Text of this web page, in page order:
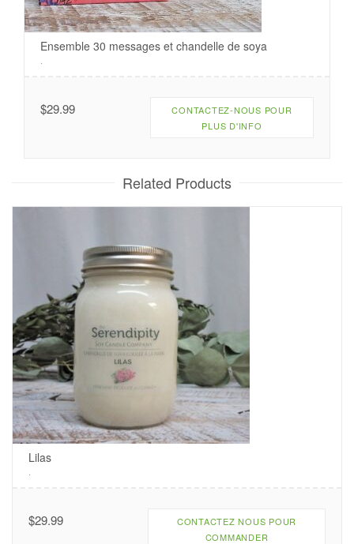
Ensemble 30 messages et chandelle de soya
$29.99
CONTACTEZ-NOUS POUR
PLUS D'INFO
Related Products
Lilas
$29.99
CONTACTEZ NOUS POUR
COMMANDER